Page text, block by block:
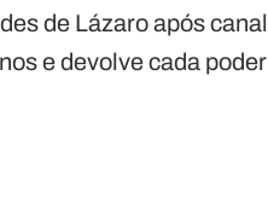
de Lázaro após
e devolve cada